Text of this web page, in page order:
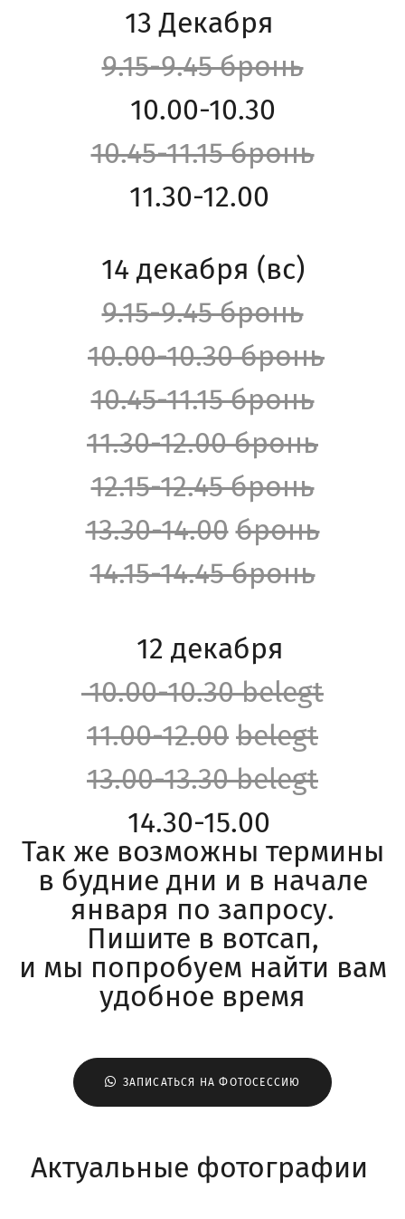
13 Декабря
9.15-9.45 бронь
10.00-10.30
10.45-11.15 бронь
11.30-12.00
14 декабря (вс)
9.15-9.45 бронь
10.00-10.30 бронь
10.45-11.15 бронь
11.30-12.00 бронь
12.15-12.45 бронь
13.30-14.00 бронь
14.15-14.45 бронь
12 декабря
10.00-10.30 belegt
11.00-12.00 belegt
13.00-13.30 belegt
14.30-15.00
Так же возможны термины
в будние дни и в начале
января по запросу.
Пишите в вотсап,
и мы попробуем найти вам
удобное время
ЗАПИСАТЬСЯ НА ФОТОСЕССИЮ
Актуальные фотографии